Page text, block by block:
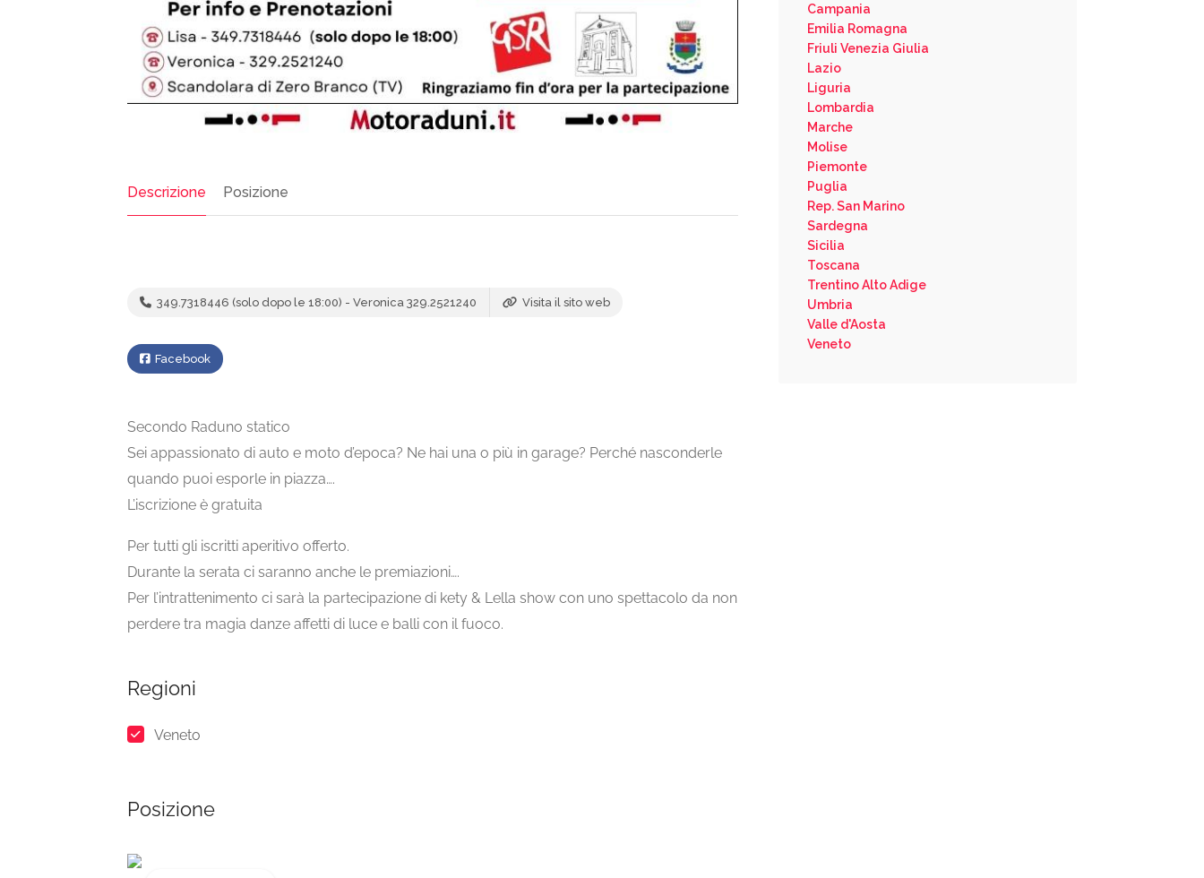
Descrizione Posizione
349.7318446 (solo dopo le 18:00) - Veronica 329.2521240 Visita il sito web
Facebook
Secondo Raduno statico
Sei appassionato di auto e moto d’epoca? Ne hai una o più in garage? Perché nasconderle
quando puoi esporle in piazza….
L’iscrizione è gratuita
Per tutti gli iscritti aperitivo offerto.
Durante la serata ci saranno anche le premiazioni….
Per l’intrattenimento ci sarà la partecipazione di kety & Lella show con uno spettacolo da non
perdere tra magia danze affetti di luce e balli con il fuoco.
Regioni
Veneto
Posizione
Campania
Emilia Romagna
Friuli Venezia Giulia
Lazio
Liguria
Lombardia
Marche
Molise
Piemonte
Puglia
Rep. San Marino
Sardegna
Sicilia
Toscana
Trentino Alto Adige
Umbria
Valle d'Aosta
Veneto